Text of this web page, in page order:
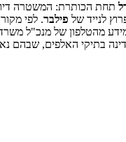
הכותרת: המשטרה דיווחה
שלפילבר. לפי מקור
של מנכ"ל משרד
האלפים, שבהם נאשם